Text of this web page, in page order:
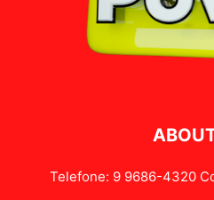
Telefone: 9 9686-4320